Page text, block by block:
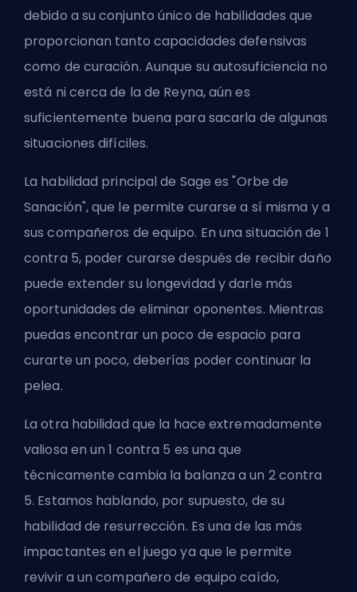
debido a su conjunto único de habilidades que
proporcionan tanto capacidades defensivas
como de curación. Aunque su autosuficiencia no
está ni cerca de la de Reyna, aún es
suficientemente buena para sacarla de algunas
situaciones difíciles.
La habilidad principal de Sage es "Orbe de
Sanación", que le permite curarse a sí misma y a
sus compañeros de equipo. En una situación de 1
contra 5, poder curarse después de recibir daño
puede extender su longevidad y darle más
oportunidades de eliminar oponentes. Mientras
puedas encontrar un poco de espacio para
curarte un poco, deberías poder continuar la
pelea.
La otra habilidad que la hace extremadamente
valiosa en un 1 contra 5 es una que
técnicamente cambia la balanza a un 2 contra
5. Estamos hablando, por supuesto, de su
habilidad de resurrección. Es una de las más
impactantes en el juego ya que le permite
revivir a un compañero de equipo caído,